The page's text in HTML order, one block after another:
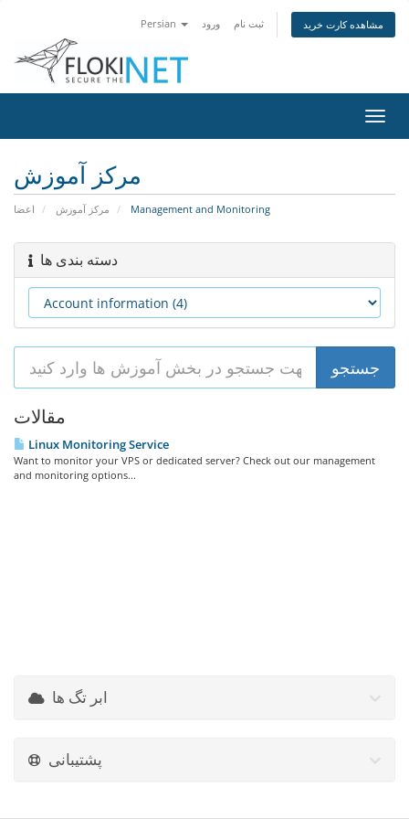
Persian ورود ثبت نام مشاهده کارت خرید
تغییر
مرکز آموزش
اعضا مرکز آموزش Management and Monitoring
دسته بندی ها
مقالات
Linux Monitoring Service
Want to monitor your VPS or dedicated server? Check out our management
and monitoring options...
ابر تگ ها
پشتیبانی